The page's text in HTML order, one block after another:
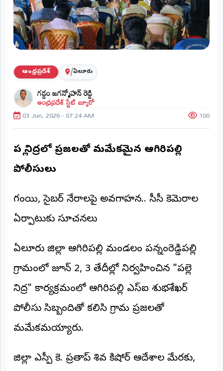
ప్రాంతీయ
వార్తలు
(STATE)
తెలంగాణ
ఆంధ్రప్రదేశ్
ప్రధాన
విభాగాలు
(MAIN)
భక్తి
జాతీయం
ఆర్టీఐ
రిపోర్టర్స్
డెస్క్
(REPORTERS
DESK)
మా
రిపోర్టర్‌గా
ఆంధ్రప్రదేశ్ /ఏలూరు
గడ్డం జగన్మోహన్ రెడ్డి
ఆంధ్రప్రదేశ్ స్టేట్ బ్యూరో
03 Jun, 2026 - 07:24 AM 100
పల్లె నిద్రలో ప్రజలతో మమేకమైన ఆగిరిపల్లి
పోలీసులు
గంజాయి, సైబర్ నేరాలపై అవగాహన.. సీసీ కెమెరాల
ఏర్పాటుకు సూచనలు
ఏలూరు జిల్లా ఆగిరిపల్లి మండలం పన్నంరెడ్డిపల్లి
గ్రామంలో జూన్ 2, 3 తేదీల్లో నిర్వహించిన "పల్లె
నిద్ర" కార్యక్రమంలో ఆగిరిపల్లి ఎస్ఐ శుభశేఖర్
పోలీసు సిబ్బందితో కలిసి గ్రామ ప్రజలతో
మమేకమయ్యారు.
జిల్లా ఎస్పీ కె. ప్రతాప్ శివ కిషోర్ ఆదేశాల మేరకు,